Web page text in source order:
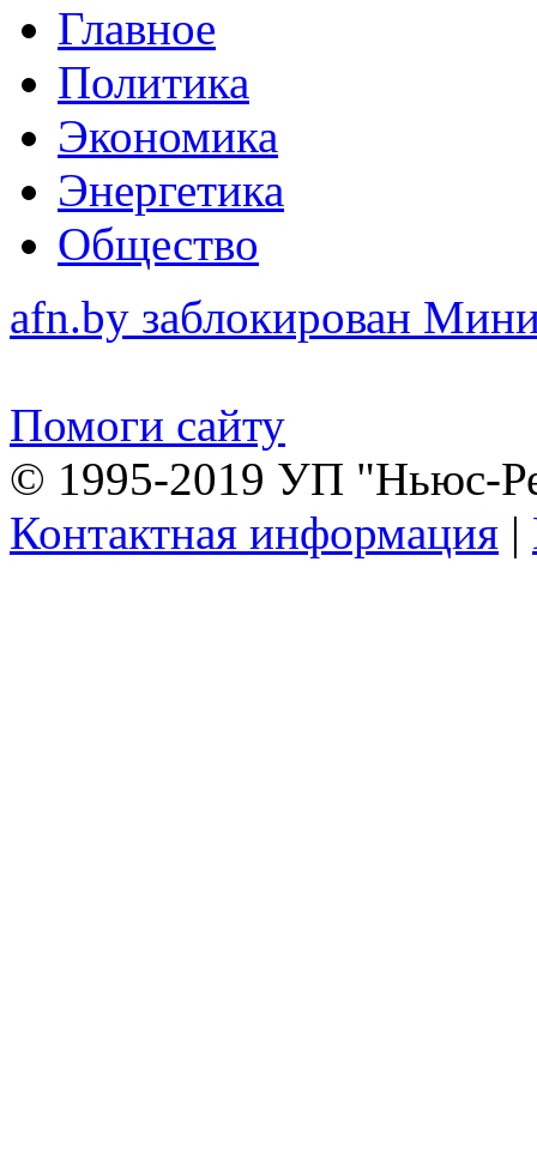
Главное
Политика
Экономика
Энергетика
Общество
afn.by заблокирован
Помоги сайту
© 1995-2019 УП "Ньюс-
Контактная информация |